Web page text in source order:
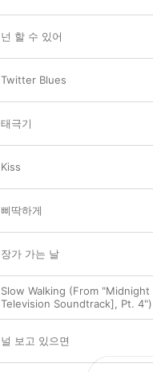
넌 할 수 있어
Twitter Blues
태극기
Kiss
삐딱하게
장가 가는 날
Slow Walking (From
Television Soundtrack], Pt. 4")
널 보고 있으면